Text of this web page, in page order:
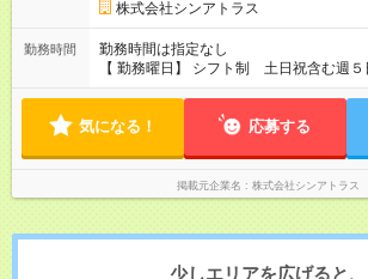
株式会社シンアトラス
勤務時間
勤務時間は指定なし
【 勤務曜日】 シフト制 土日祝含む週５日勤務 【 勤
・ 9：00～20：00（実働8h／休憩１h）
気になる！ 応募する
掲載元企業名 株式会社シンアトラス
少しエリアを広げると、